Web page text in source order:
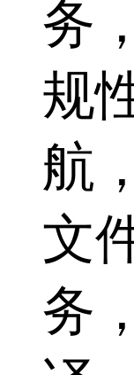
务
规
航
文
务